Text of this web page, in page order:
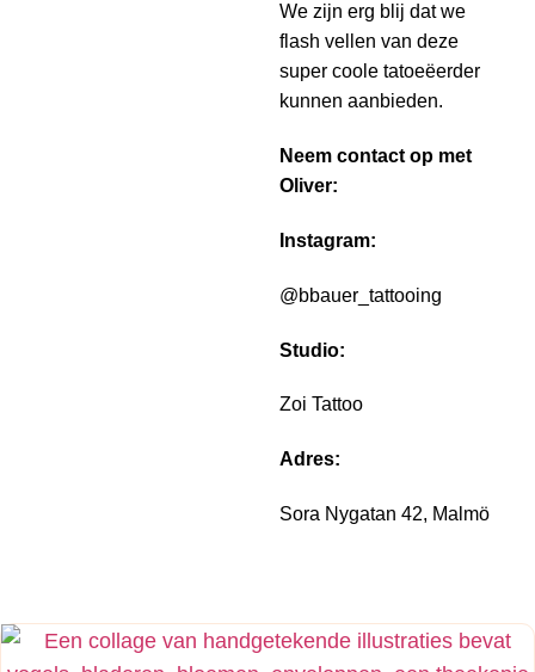
We zijn erg blij dat we
flash vellen van deze
super coole tatoeëerder
kunnen aanbieden.
Neem contact op met
Oliver:
Instagram:
@bbauer_tattooing
Studio:
Zoi Tattoo
Adres:
Sora Nygatan 42, Malmö